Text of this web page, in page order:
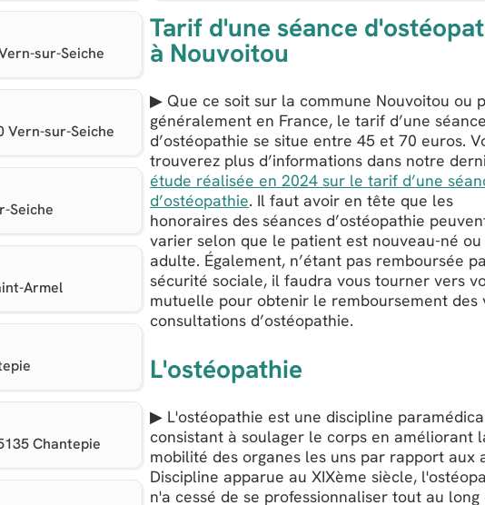
sur-Seiche
Vern-sur-Seiche
Seiche
Armel
Chantepie
Tarif d'une séance
à Nouvoitou
▶ Que ce soit sur la commune Nouvoitou ou
généralement en France, le tarif d’une
d’ostéopathie se situe entre 45 et 70 euros.
trouverez plus d’informations dans notre
étude réalisée en 2024 sur le tarif d’une
d’ostéopathie. Il faut avoir en tête que les
honoraires des séances d’ostéopathie
varier selon que le patient est nouveau-né ou
adulte. Également, n’étant pas remboursée
sécurité sociale, il faudra vous tourner vers
mutuelle pour obtenir le remboursement des
consultations d’ostéopathie.
L'ostéopathie
▶ L'ostéopathie est une discipline
consistant à soulager le corps en améliorant
mobilité des organes les uns par rapport aux
Discipline apparue au XIXème siècle,
n'a cessé de se professionnaliser tout au long